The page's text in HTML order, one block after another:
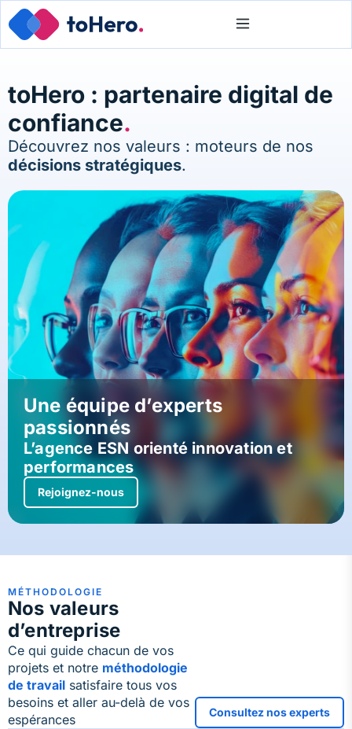
toHero : partenaire digital de
confiance.
Découvrez nos valeurs : moteurs de nos
décisions stratégiques.
Une équipe d’experts
passionnés
L’agence ESN orienté innovation et
performances
Rejoignez-nous
MÉTHODOLOGIE
Nos valeurs
d’entreprise
Ce qui guide chacun de vos
projets et notre méthodologie
de travail satisfaire tous vos
besoins et aller au-delà de vos
espérances
Consultez nos experts